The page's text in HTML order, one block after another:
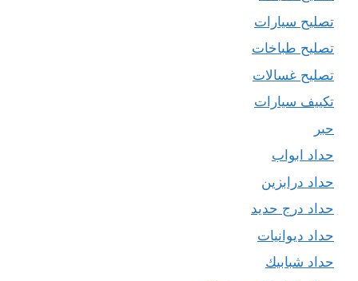
تصليح سيارات
تصليح طباخات
تصليح غسالات
تكييف سيارات
حبر
حداد ابواب
حداد درابزين
حداد درج حديد
حداد ديوانيات
حداد شبابيك